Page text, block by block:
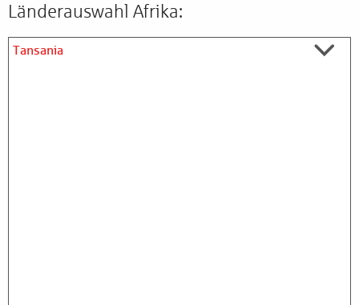
Länderauswahl Afrika:
Tansania